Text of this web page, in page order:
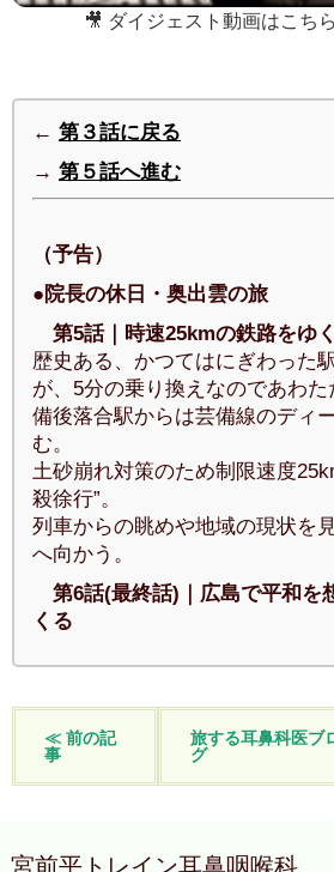
🎥 ダイジェスト動画はこち
← 第３話に戻る
→ 第５話へ進む
（予告）
●院長の休日・奥出雲の旅
第5話｜時速25kmの鉄路をゆ
歴史ある、かつてはにぎわった
が、5分の乗り換えなのであわた
備後落合駅からは芸備線のディ
む。
土砂崩れ対策のため制限速度
殺徐行”。
列車からの眺めや地域の現状を
へ向かう。
第6話(最終話)｜広島で平和を
くる
≪ 前の記
事
旅する耳鼻科医ブ
グ
宮前平トレイン耳鼻咽喉科